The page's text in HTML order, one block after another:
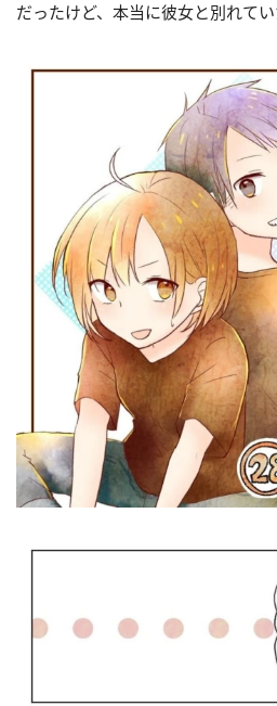
だったけど、本当に彼女と別れてい